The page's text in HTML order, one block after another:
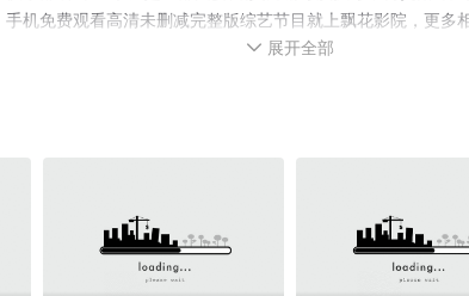
手机免费观看高清未删减完整版综艺节目就上飘花影院，更多
 展开全部